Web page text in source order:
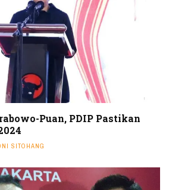
Puan, PDIP Pastikan
SITOHANG